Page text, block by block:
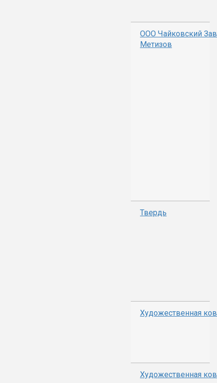
ООО Чайковский
Метизов
Твердь
Художественная
Художественная